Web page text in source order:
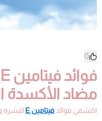
0
مضاد الأكسدة
اكتشفي فوائد فيتامين E
للبشرة